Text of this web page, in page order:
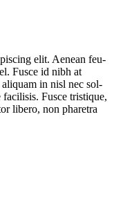
elit. Aenean feu­
Fusce id nibh at
ali­quam in nisl nec sol­
Fusce tris­tique,
libero, non phare­tra